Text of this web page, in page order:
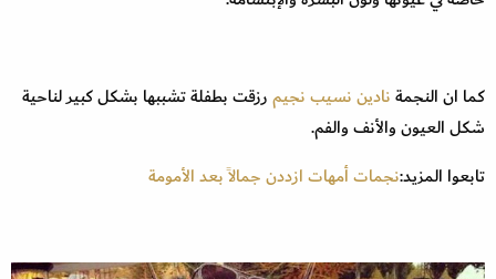
كما ان النجمةنادين نسيب نجيمرزقت بطفلة تشببها بشكل كبير لناحية
شكل العيون والأنف والفم.
تابعوا المزيد:نجمات أمهات ازددن جمالاً بعد الأمومة